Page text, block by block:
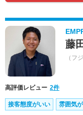
藤
（フ
高評価レビュー 2件
接客態度がいい 雰囲気